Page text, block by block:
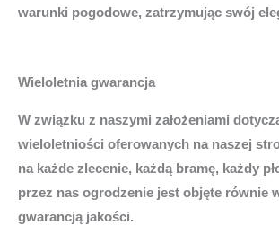
warunki pogodowe, zatrzymując swój
Wieloletnia gwarancja
W związku z naszymi założeniami
wieloletniości oferowanych na naszej
na każde zlecenie, każdą bramę, każdy
przez nas ogrodzenie jest objęte równie
gwarancją jakości.